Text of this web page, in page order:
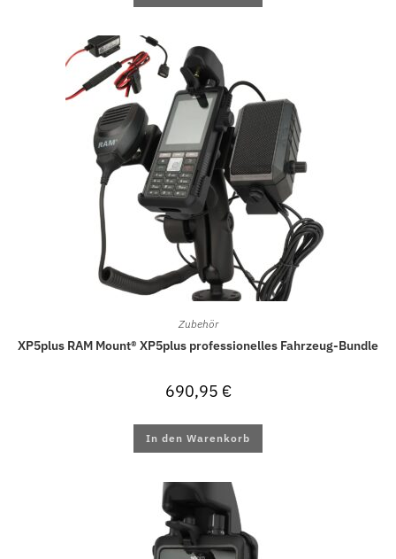
Zubehör
XP5plus RAM Mount® XP5plus professionelles Fahrzeug-Bundle
690,95 €
In den Warenkorb